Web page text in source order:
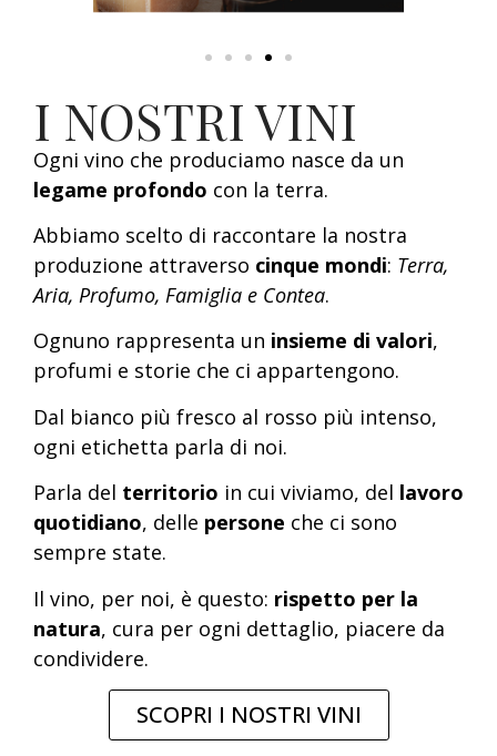
I NOSTRI VINI
Ogni vino che produciamo nasce da un
legame profondo con la terra.
Abbiamo scelto di raccontare la nostra
produzione attraverso cinque mondi: Terra,
Aria, Profumo, Famiglia e Contea.
Ognuno rappresenta un insieme di valori,
profumi e storie che ci appartengono.
Dal bianco più fresco al rosso più intenso,
ogni etichetta parla di noi.
Parla del territorio in cui viviamo, del lavoro
quotidiano, delle persone che ci sono
sempre state.
Il vino, per noi, è questo: rispetto per la
natura, cura per ogni dettaglio, piacere da
condividere.
SCOPRI I NOSTRI VINI